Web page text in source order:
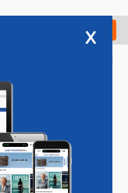
Check in
Vacatures
x